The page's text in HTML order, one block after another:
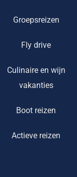
Groepsreizen
Fly drive
Culinaire en wijn
vakanties
Boot reizen
Actieve reizen